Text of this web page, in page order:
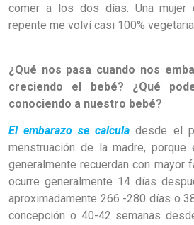
comer a los dos días. Una mujer
repente me volví casi 100%
¿Qué nos pasa cuando nos
creciendo el bebé? ¿Qué
conociendo a nuestro bebé?
El embarazo se calcula desde el
menstruación de la madre,
generalmente recuerdan con mayor
ocurre generalmente 14 días
aproximadamente 266 -280 días o
concepción o 40-42 semanas